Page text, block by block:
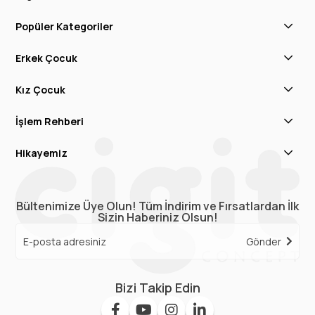
çocuğunuza güvenle giydirebilirsiniz. Kusursuz
bir hırka ya da mont almanıza gerek
bırakmayacak. Bu tasarımların her biri şıklığıyla
koleksiyonumuz içerisinde ön plana çıkıyor.
modeller için siparişinizi tamamlayın. Sizlere cazip
fiyatlar, yüz güldüren ödeme seçenekleri ve
sunuyoruz! Cigit avantajlarından ve ayrıcalıklı
alışveriş fırsatından siz de faydalanın!
Popüler Kategoriler
Erkek Çocuk
Kız Çocuk
İşlem Rehberi
Hikayemiz
Bültenimize Üye Olun! Tüm İndirim ve Fırsatlardan İlk
Sizin Haberiniz Olsun!
Gönder
Bizi Takip Edin